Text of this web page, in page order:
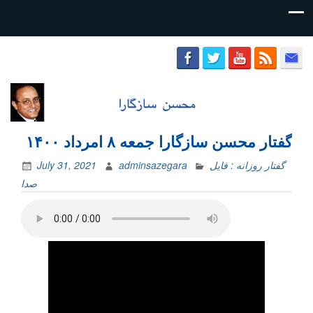
محسن
سازگارا
گفتار محسن سازگارا جمعه ۸ امرداد ۱۴۰۰
July 31, 2021 adminsazegara
گفتار روزانه : فایل‌
صدا